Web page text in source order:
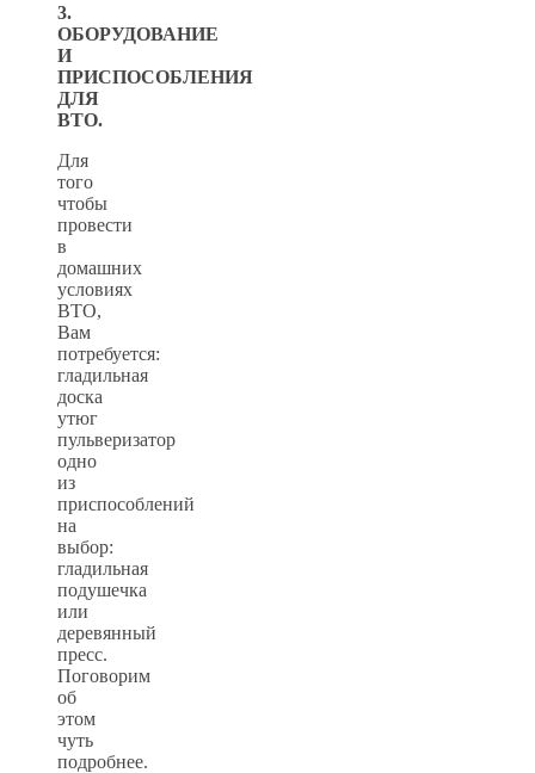
3.
ОБОРУДОВАНИЕ
И
ПРИСПОСОБЛЕНИЯ
ДЛЯ
ВТО.
Для
того
чтобы
провести
в
домашних
условиях
ВТО,
Вам
потребуется:
гладильная
доска
утюг
пульверизатор
одно
из
приспособлений
на
выбор:
гладильная
подушечка
или
деревянный
пресс.
Поговорим
об
этом
чуть
подробнее.